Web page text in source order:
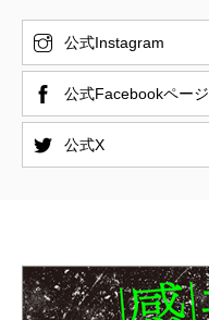
公式Instagram
公式Facebookページ
公式X